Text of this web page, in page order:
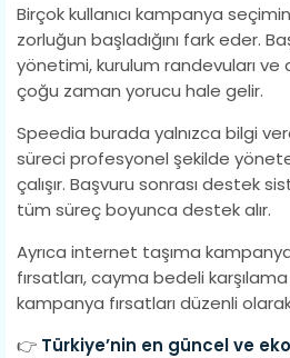
Birçok kullanıcı kampanya
zorluğun başladığını fark eder.
yönetimi, kurulum randevuları ve
çoğu zaman yorucu hale gelir.
Speedia burada yalnızca bilgi
süreci profesyonel şekilde
çalışır. Başvuru sonrası destek
tüm süreç boyunca destek alır.
Ayrıca internet taşıma
fırsatları, cayma bedeli
kampanya fırsatları düzenli
👉 Türkiye’nin en güncel ve